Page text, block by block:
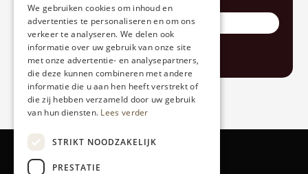
We gebruiken cookies om inhoud en
advertenties te personaliseren en om ons
verkeer te analyseren. We delen ook
informatie over uw gebruik van onze site
met onze advertentie- en analysepartners,
die deze kunnen combineren met andere
informatie die u aan hen heeft verstrekt of
die zij hebben verzameld door uw gebruik
van hun diensten. Lees verder
STRIKT NOODZAKELIJK
PRESTATIE